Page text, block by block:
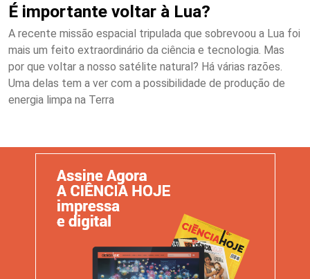
É importante voltar à Lua?
A recente missão espacial tripulada que sobrevoou a Lua foi
mais um feito extraordinário da ciência e tecnologia. Mas
por que voltar a nosso satélite natural? Há várias razões.
Uma delas tem a ver com a possibilidade de produção de
energia limpa na Terra